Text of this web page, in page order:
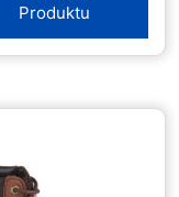
Produktu